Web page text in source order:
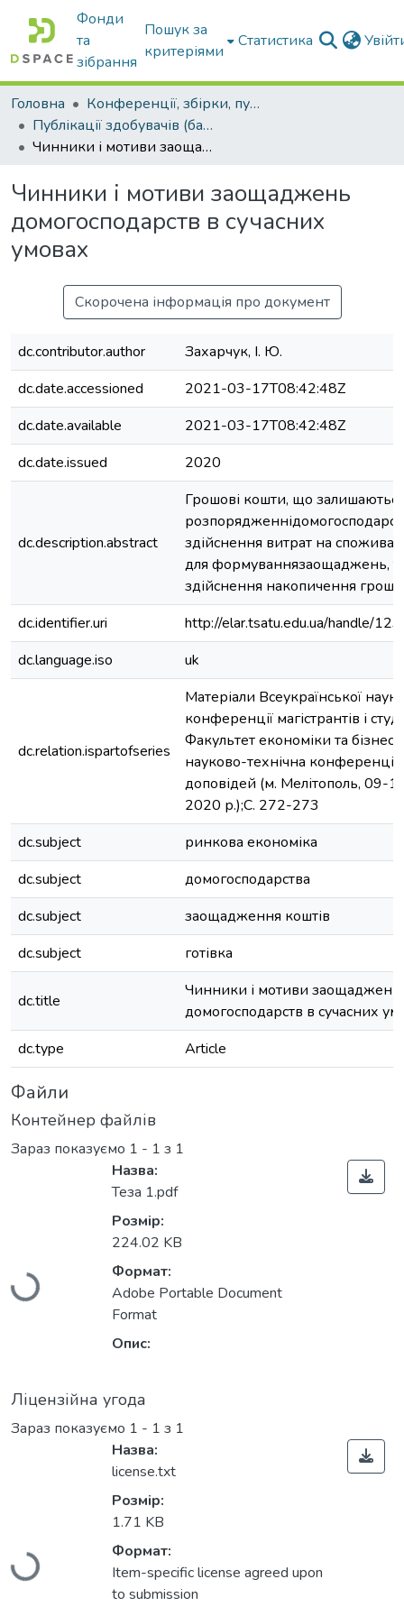
Фонди
та
зібрання
Пошук за
критеріями
Статистика
Головна
Конференції, збірки, публікації молодих вчених і здобувачів : магістрів, бакалаврів, аспірантів.
Публікації здобувачів (бакалаврів. магістрів, аспірантів)
Чинники і мотиви заощаджень домогосподарств в сучасних умовах
Чинники і мотиви заощаджень
домогосподарств в сучасних
умовах
Скорочена інформація про документ
dc.contributor.author
Захарчук, І. Ю.
dc.date.accessioned
2021-03-17T08:42:48Z
dc.date.available
2021-03-17T08:42:48Z
dc.date.issued
2020
dc.description.abstract
Грошові кошти, що
здійснення витрат на
для формуваннязаощаджень,
здійснення накопичення
dc.identifier.uri
http://elar.tsatu.edu.ua/handle/
dc.language.iso
uk
dc.relation.ispartofseries
Матеріали Всеукраїнської
конференції магістрантів і
Факультет економіки та
науково-технічна
доповідей (м. Мелітополь, 09-
2020 р.);С. 272-273
dc.subject
ринкова економіка
dc.subject
домогосподарства
dc.subject
заощадження коштів
dc.subject
готівка
dc.title
Чинники і мотиви заощаджень
домогосподарств в сучасних
dc.type
Article
Файли
Контейнер файлів
Зараз показуємо 1 - 1 з 1
Вантажиться...
Назва:
Теза 1.pdf
Розмір:
224.02 KB
Формат:
Adobe Portable Document
Format
Опис:
Ліцензійна угода
Зараз показуємо 1 - 1 з 1
Вантажиться...
Назва:
license.txt
Розмір:
1.71 KB
Формат:
Item-specific license agreed upon
to submission